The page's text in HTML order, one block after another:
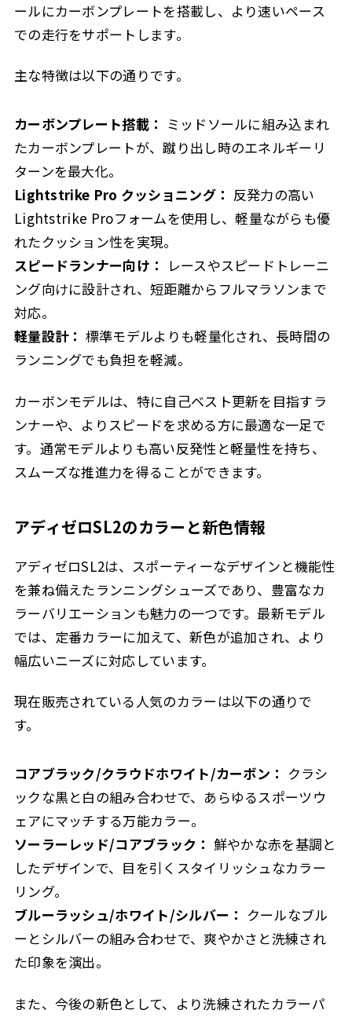
ールにカーボンプレートを搭載し、より速いペース
での走行をサポートします。
主な特徴は以下の通りです。
カーボンプレート搭載： ミッドソールに組み込まれ
たカーボンプレートが、蹴り出し時のエネルギーリ
ターンを最大化。
Lightstrike Pro クッショニング： 反発力の高い
Lightstrike Proフォームを使用し、軽量ながらも優
れたクッション性を実現。
スピードランナー向け： レースやスピードトレーニ
ング向けに設計され、短距離からフルマラソンまで
対応。
軽量設計： 標準モデルよりも軽量化され、長時間の
ランニングでも負担を軽減。
カーボンモデルは、特に自己ベスト更新を目指すラ
ンナーや、よりスピードを求める方に最適な一足で
す。通常モデルよりも高い反発性と軽量性を持ち、
スムーズな推進力を得ることができます。
アディゼロSL2のカラーと新色情報
アディゼロSL2は、スポーティーなデザインと機能性
を兼ね備えたランニングシューズであり、豊富なカ
ラーバリエーションも魅力の一つです。最新モデル
では、定番カラーに加えて、新色が追加され、より
幅広いニーズに対応しています。
現在販売されている人気のカラーは以下の通りで
す。
コアブラック/クラウドホワイト/カーボン： クラシ
ックな黒と白の組み合わせで、あらゆるスポーツウ
ェアにマッチする万能カラー。
ソーラーレッド/コアブラック： 鮮やかな赤を基調と
したデザインで、目を引くスタイリッシュなカラー
リング。
ブルーラッシュ/ホワイト/シルバー： クールなブル
ーとシルバーの組み合わせで、爽やかさと洗練され
た印象を演出。
また、今後の新色として、より洗練されたカラーパ